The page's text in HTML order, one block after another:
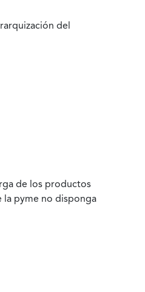
del
de los productos
la pyme no disponga